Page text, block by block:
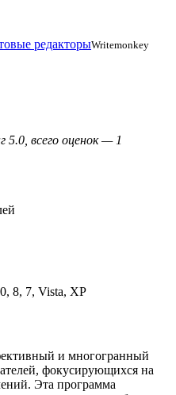
редакторыWritemonkey
5.0, всего оценок — 1
8, 7, Vista, XP
и многогранный
фокусирующихся на
Эта программа